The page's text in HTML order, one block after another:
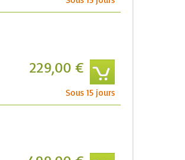
Sous 15 jours
229,00 €